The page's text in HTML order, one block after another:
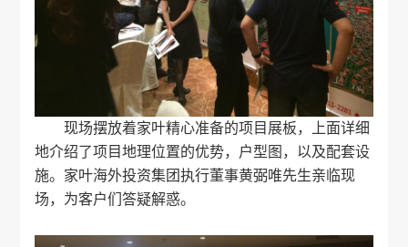
现场摆放着家叶精心准备的项目展板，上面详细
地介绍了项目地理位置的优势，户型图，以及配套设
施。 家叶海外投资集团执行董事黄弼唯先生亲临现
场，为客户们答疑解惑。